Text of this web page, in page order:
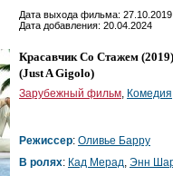
Дата выхода фильма: 27.10.2019
Дата добавления: 20.04.2024
Красавчик Со Стажем (2019)
(Just A Gigolo)
Зарубежный фильм Комедия
Режиссер: Оливье Барру
В ролях: Кад Мерад Энн